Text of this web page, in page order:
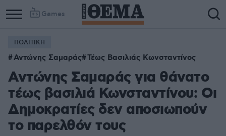
Games
ΠΟΛΙΤΙΚΗ
Αντώνης Σαμαράς Τέως Βασιλιάς Κωνσταντίνος
Αντώνης Σαμαράς για θάνατο
τέως βασιλιά Κωνσταντίνου: Οι
Δημοκρατίες δεν αποσιωπούν
το παρελθόν τους